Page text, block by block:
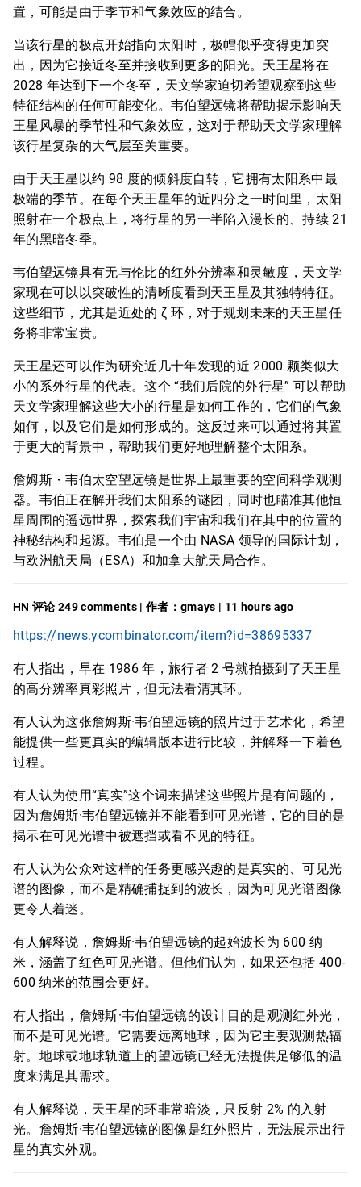
置，可能是由于季节和气象效应的结合。
当该行星的极点开始指向太阳时，极帽似乎变得更加突
出，因为它接近冬至并接收到更多的阳光。天王星将在
2028 年达到下一个冬至，天文学家迫切希望观察到这些
特征结构的任何可能变化。韦伯望远镜将帮助揭示影响天
王星风暴的季节性和气象效应，这对于帮助天文学家理解
该行星复杂的大气层至关重要。
由于天王星以约 98 度的倾斜度自转，它拥有太阳系中最
极端的季节。在每个天王星年的近四分之一时间里，太阳
照射在一个极点上，将行星的另一半陷入漫长的、持续 21
年的黑暗冬季。
韦伯望远镜具有无与伦比的红外分辨率和灵敏度，天文学
家现在可以以突破性的清晰度看到天王星及其独特特征。
这些细节，尤其是近处的 ζ 环，对于规划未来的天王星任
务将非常宝贵。
天王星还可以作为研究近几十年发现的近 2000 颗类似大
小的系外行星的代表。这个 “我们后院的外行星” 可以帮助
天文学家理解这些大小的行星是如何工作的，它们的气象
如何，以及它们是如何形成的。这反过来可以通过将其置
于更大的背景中，帮助我们更好地理解整个太阳系。
詹姆斯・韦伯太空望远镜是世界上最重要的空间科学观测
器。韦伯正在解开我们太阳系的谜团，同时也瞄准其他恒
星周围的遥远世界，探索我们宇宙和我们在其中的位置的
神秘结构和起源。韦伯是一个由 NASA 领导的国际计划，
与欧洲航天局（ESA）和加拿大航天局合作。
HN 评论 249 comments | 作者：gmays | 11 hours ago
https://news.ycombinator.com/item?id=38695337
有人指出，早在 1986 年，旅行者 2 号就拍摄到了天王星
的高分辨率真彩照片，但无法看清其环。
有人认为这张詹姆斯·韦伯望远镜的照片过于艺术化，希望
能提供一些更真实的编辑版本进行比较，并解释一下着色
过程。
有人认为使用“真实”这个词来描述这些照片是有问题的，
因为詹姆斯·韦伯望远镜并不能看到可见光谱，它的目的是
揭示在可见光谱中被遮挡或看不见的特征。
有人认为公众对这样的任务更感兴趣的是真实的、可见光
谱的图像，而不是精确捕捉到的波长，因为可见光谱图像
更令人着迷。
有人解释说，詹姆斯·韦伯望远镜的起始波长为 600 纳
米，涵盖了红色可见光谱。但他们认为，如果还包括 400-
600 纳米的范围会更好。
有人指出，詹姆斯·韦伯望远镜的设计目的是观测红外光，
而不是可见光谱。它需要远离地球，因为它主要观测热辐
射。地球或地球轨道上的望远镜已经无法提供足够低的温
度来满足其需求。
有人解释说，天王星的环非常暗淡，只反射 2% 的入射
光。詹姆斯·韦伯望远镜的图像是红外照片，无法展示出行
星的真实外观。